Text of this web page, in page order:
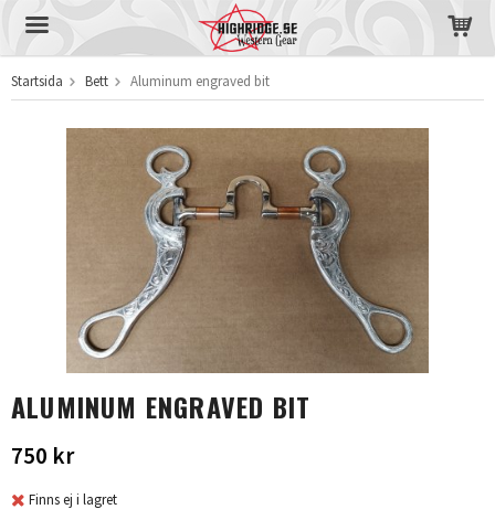
Produkten har blivit tillagd i varukorgen
Startsida Bett Aluminum engraved bit
ALUMINUM ENGRAVED BIT
750 kr
Finns ej i lagret